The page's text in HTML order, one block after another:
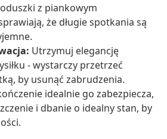
z piankowym
że długie spotkania są
Utrzymuj elegancję
- wystarczy przetrzeć
by usunąć zabrudzenia.
idealnie go zabezpiecza,
i dbanie o idealny stan, by